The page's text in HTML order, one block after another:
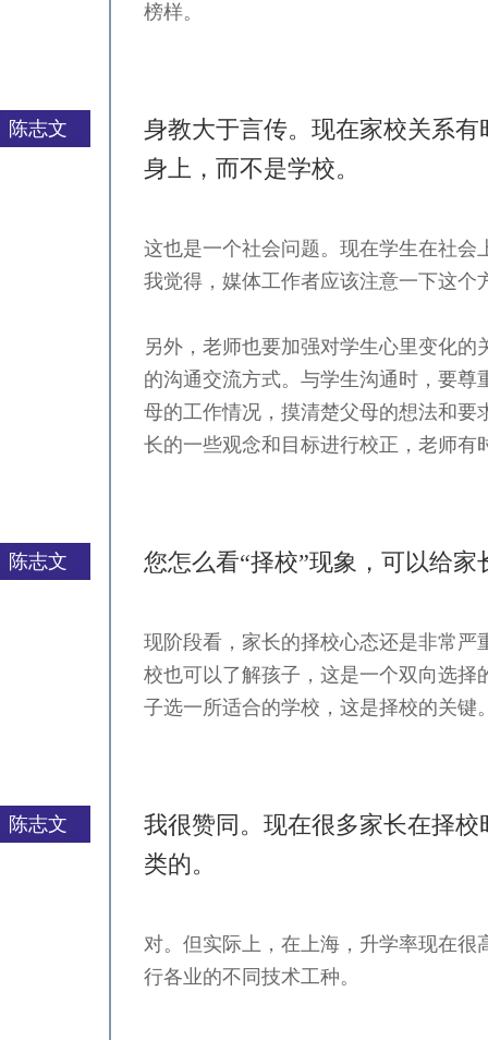
榜样。
陈志文
身教大于言传。现在家校关系
身上，而不是学校。
这也是一个社会问题。现在学生在社
我觉得，媒体工作者应该注意一下这个
另外，老师也要加强对学生心里变化
的沟通交流方式。与学生沟通时，要
母的工作情况，摸清楚父母的想法和
长的一些观念和目标进行校正，老师
陈志文 您怎么看“择校”现象，可以给家
现阶段看，家长的择校心态还是非常
校也可以了解孩子，这是一个双向选
子选一所适合的学校，这是择校的关键
陈志文
我很赞同。现在很多家长在择
类的。
对。但实际上，在上海，升学率现在
行各业的不同技术工种。